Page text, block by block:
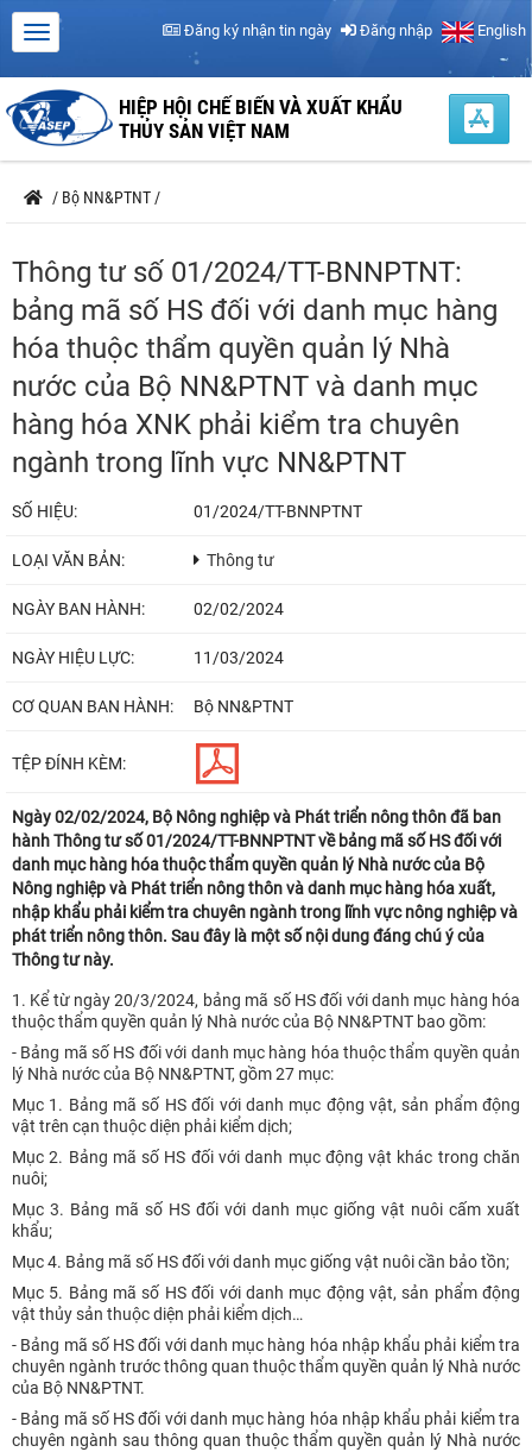
Đăng ký nhận tin ngày Đăng nhập English
HIỆP HỘI CHẾ BIẾN VÀ XUẤT KHẨU
THỦY SẢN VIỆT NAM
/ Bộ NN&PTNT /
Thông tư số 01/2024/TT-BNNPTNT:
bảng mã số HS đối với danh mục hàng
hóa thuộc thẩm quyền quản lý Nhà
nước của Bộ NN&PTNT và danh mục
hàng hóa XNK phải kiểm tra chuyên
ngành trong lĩnh vực NN&PTNT
SỐ HIỆU: 01/2024/TT-BNNPTNT
LOẠI VĂN BẢN: Thông tư
NGÀY BAN HÀNH: 02/02/2024
NGÀY HIỆU LỰC: 11/03/2024
CƠ QUAN BAN HÀNH: Bộ NN&PTNT
TỆP ĐÍNH KÈM:
Ngày 02/02/2024, Bộ Nông nghiệp và Phát triển nông thôn đã ban
hành Thông tư số 01/2024/TT-BNNPTNT về bảng mã số HS đối với
danh mục hàng hóa thuộc thẩm quyền quản lý Nhà nước của Bộ
Nông nghiệp và Phát triển nông thôn và danh mục hàng hóa xuất,
nhập khẩu phải kiểm tra chuyên ngành trong lĩnh vực nông nghiệp và
phát triển nông thôn. Sau đây là một số nội dung đáng chú ý của
Thông tư này.
1. Kể từ ngày 20/3/2024, bảng mã số HS đối với danh mục hàng hóa
thuộc thẩm quyền quản lý Nhà nước của Bộ NN&PTNT bao gồm:
- Bảng mã số HS đối với danh mục hàng hóa thuộc thẩm quyền quản
lý Nhà nước của Bộ NN&PTNT, gồm 27 mục:
Mục 1. Bảng mã số HS đối với danh mục động vật, sản phẩm động
vật trên cạn thuộc diện phải kiểm dịch;
Mục 2. Bảng mã số HS đối với danh mục động vật khác trong chăn
nuôi;
Mục 3. Bảng mã số HS đối với danh mục giống vật nuôi cấm xuất
khẩu;
Mục 4. Bảng mã số HS đối với danh mục giống vật nuôi cần bảo tồn;
Mục 5. Bảng mã số HS đối với danh mục động vật, sản phẩm động
vật thủy sản thuộc diện phải kiểm dịch…
- Bảng mã số HS đối với danh mục hàng hóa nhập khẩu phải kiểm tra
chuyên ngành trước thông quan thuộc thẩm quyền quản lý Nhà nước
của Bộ NN&PTNT.
- Bảng mã số HS đối với danh mục hàng hóa nhập khẩu phải kiểm tra
chuyên ngành sau thông quan thuộc thẩm quyền quản lý Nhà nước